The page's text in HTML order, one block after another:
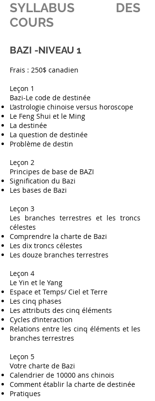
SYLLABUS DES
COURS
BAZI -NIVEAU 1
Frais : 250$ canadien
Leçon 1
Bazi-Le code de destinée
L’astrologie chinoise versus horoscope
Le Feng Shui et le Ming
La destinée
La question de destinée
Problème de destin
Leçon 2
Principes de base de BAZI
Signification du Bazi
Les bases de Bazi
Leçon 3
Les branches terrestres et les troncs
célestes
Comprendre la charte de Bazi
Les dix troncs célestes
Les douze branches terrestres
Leçon 4
Le Yin et le Yang
Espace et Temps/ Ciel et Terre
Les cinq phases
Les attributs des cinq éléments
Cycles d’interaction
Relations entre les cinq éléments et les
branches terrestres
Leçon 5
Votre charte de Bazi
Calendrier de 10000 ans chinois
Comment établir la charte de destinée
Pratiques